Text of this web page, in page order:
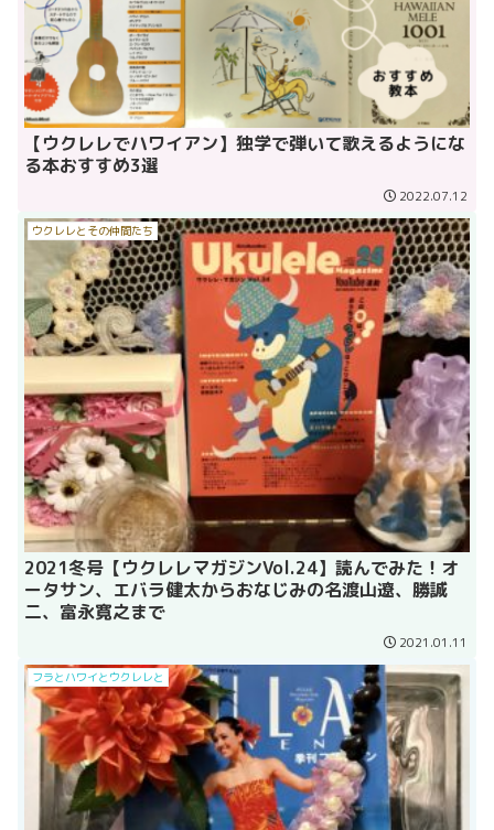
【ウクレレでハワイアン】独学で弾いて歌えるようにな
る本おすすめ3選
2022.07.12
ウクレレとその仲間たち
2021冬号【ウクレレマガジンVol.24】読んでみた！オ
ータサン、エバラ健太からおなじみの名渡山遼、勝誠
二、富永寛之まで
2021.01.11
フラとハワイとウクレレと